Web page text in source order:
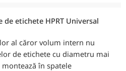
etichete HPRT Universal
al căror volum intern nu
de etichete cu diametru mai
în spatele